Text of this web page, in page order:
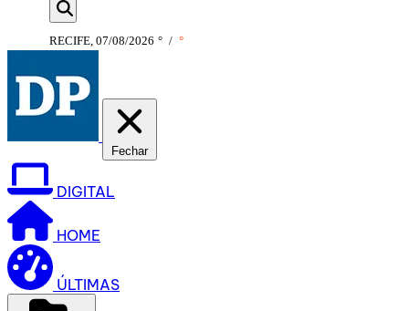
RECIFE, 07/08/2026 ° / °
Fechar
DIGITAL
HOME
ÚLTIMAS